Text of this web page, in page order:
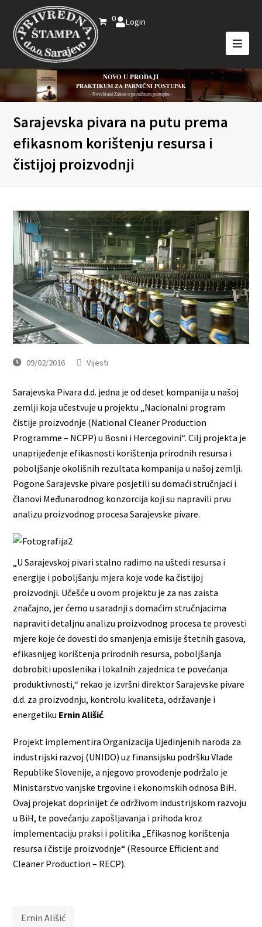
0 Login
NOVO U PRODAJI
PRAKTIKUM ZA PARNIČNI POSTUPAK
- Novelirani Zakon o parničnom postupku -
Sarajevska pivara na putu prema
efikasnom korištenju resursa i
čistijoj proizvodnji
09/02/2016 Vijesti
Sarajevska Pivara d.d. jedna je od deset kompanija u našoj
zemlji koja učestvuje u projektu „Nacionalni program
čistije proizvodnje (National Cleaner Production
Programme – NCPP) u Bosni i Hercegovini“. Cilj projekta je
unaprijeđenje efikasnosti korištenja prirodnih resursa i
poboljšanje okolišnih rezultata kompanija u našoj zemlji.
Pogone Sarajevske pivare posjetili su domaći stručnjaci i
članovi Međunarodnog konzorcija koji su napravili prvu
analizu proizvodnog procesa Sarajevske pivare.
„U Sarajevskoj pivari stalno radimo na uštedi resursa i
energije i poboljšanju mjera koje vode ka čistijoj
proizvodnji. Učešće u ovom projektu je za nas zaista
značajno, jer ćemo u saradnji s domaćim stručnjacima
napraviti detaljnu analizu proizvodnog procesa te provesti
mjere koje će dovesti do smanjenja emisije štetnih gasova,
efikasnijeg korištenja prirodnih resursa, poboljšanja
dobrobiti uposlenika i lokalnih zajednica te povećanja
produktivnosti,“ rekao je izvršni direktor Sarajevske pivare
d.d. za proizvodnju, kontrolu kvaliteta, održavanje i
energetiku Ernin Ališić.
Projekt implementira Organizacija Ujedinjenih naroda za
industrijski razvoj (UNIDO) uz finansijsku podršku Vlade
Republike Slovenije, a njegovo provođenje podržalo je
Ministarstvo vanjske trgovine i ekonomskih odnosa BiH.
Ovaj projekat doprinijet će održivom industrijskom razvoju
u BiH, te povećanju zapošljavanja i prihoda kroz
implementaciju praksi i politika „Efikasnog korištenja
resursa i čistije proizvodnje“ (Resource Efficient and
Cleaner Production – RECP).
Ernin Ališić